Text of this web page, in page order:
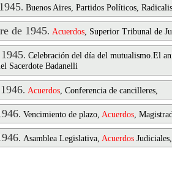
. Buenos Aires, Partidos Políticos,
de 1945. Acuerdos, Superior Tribunal de
. Celebración del día del mutualismo.El
Sacerdote Badanelli
. Acuerdos, Conferencia de cancilleres,
. Vencimiento de plazo, Acuerdos,
. Asamblea Legislativa, Acuerdos Judiciales,